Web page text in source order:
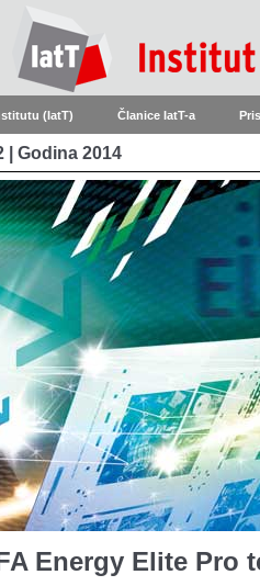
(IatT) Članice IatT-a
| Godina 2014
Energy Elite Pro